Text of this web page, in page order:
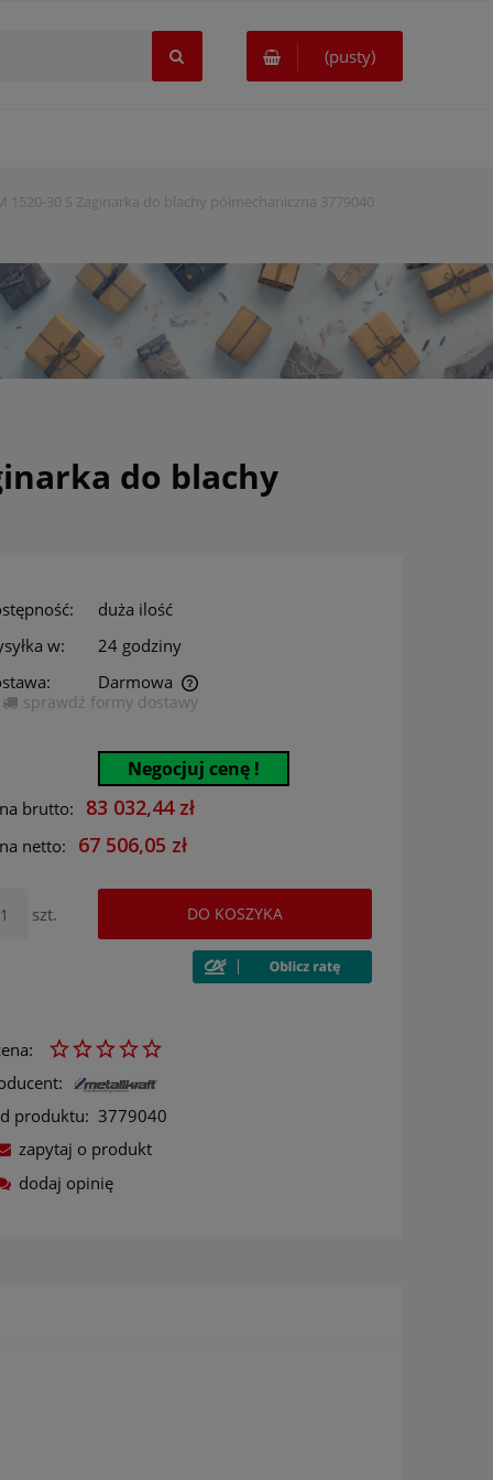
(pusty)
1520-30 S Zaginarka do blachy półmechaniczna 3779040
do blachy
duża ilość
w:
24 godziny
Darmowa
sprawdź formy dostawy
Negocjuj cenę !
brutto: 83 032,44 zł
netto: 67 506,05 zł
szt. DO KOSZYKA
produktu: 3779040
zapytaj o produkt
dodaj opinię